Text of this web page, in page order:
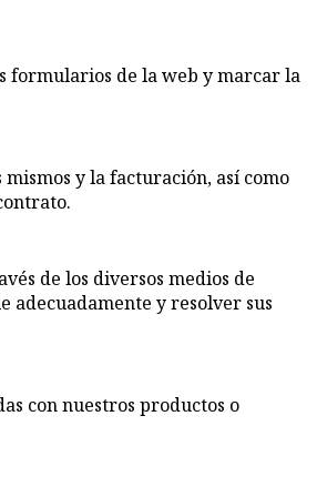
formularios de la web y marcar la
y la facturación, así como
de los diversos medios de
adecuadamente y resolver sus
con nuestros productos o